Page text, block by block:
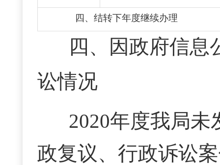
四、结转下年度继续办理
四、因政府信息
讼情况
2020年度我局
政复议、行政诉讼